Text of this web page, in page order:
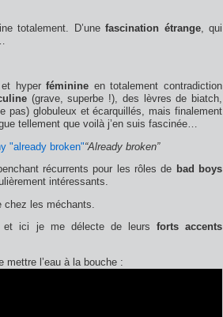
totalement. D’unefascination étrange, qui
et hyperféminine en totalement contradiction
(grave, superbe !), des lèvres de biatch,
pas) globuleux et écarquillés, mais finalement
tellement que voilà j’en suis fascinée…
“Already broken”
récurrents pour les rôles de bad boys
intéressants.
chez les méchants.
et ici je me délecte de leurs forts accents
mettre l’eau à la bouche :